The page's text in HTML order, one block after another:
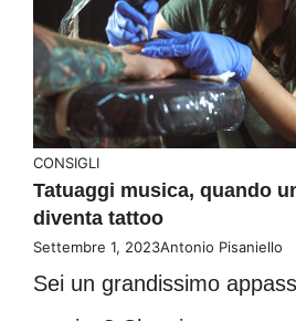
CONSIGLI
Tatuaggi musica, quando
diventa tattoo
Settembre 1, 2023Antonio Pisaniello
Sei un grandissimo